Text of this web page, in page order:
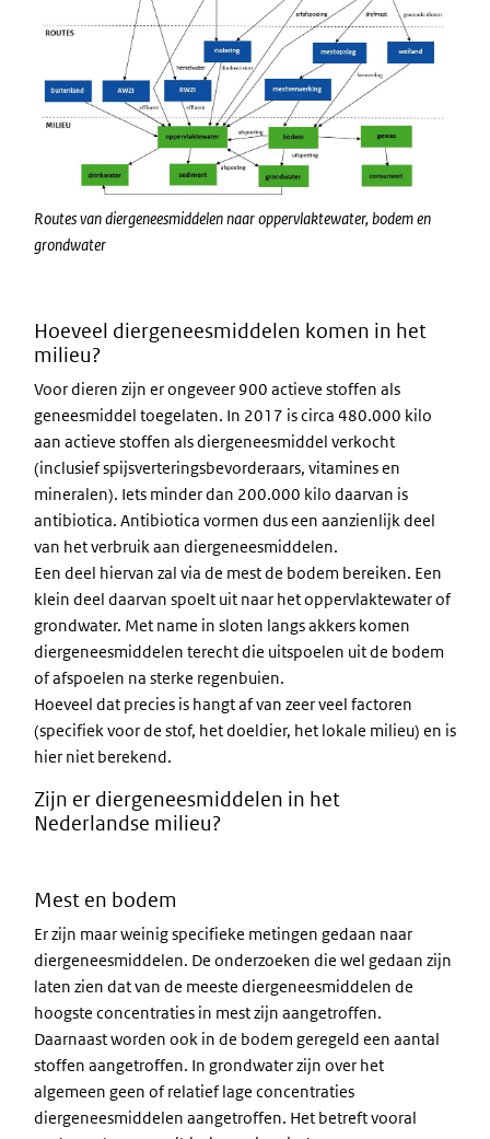
Routes van diergeneesmiddelen naar oppervlaktewater, bodem en
grondwater
Hoeveel diergeneesmiddelen komen in het
milieu?
Voor dieren zijn er ongeveer 900 actieve stoffen als
geneesmiddel toegelaten. In 2017 is circa 480.000 kilo
aan actieve stoffen als diergeneesmiddel verkocht
(inclusief spijsverteringsbevorderaars, vitamines en
mineralen). Iets minder dan 200.000 kilo daarvan is
antibiotica. Antibiotica vormen dus een aanzienlijk deel
van het verbruik aan diergeneesmiddelen.
Een deel hiervan zal via de mest de bodem bereiken. Een
klein deel daarvan spoelt uit naar het oppervlaktewater of
grondwater. Met name in sloten langs akkers komen
diergeneesmiddelen terecht die uitspoelen uit de bodem
of afspoelen na sterke regenbuien.
Hoeveel dat precies is hangt af van zeer veel factoren
(specifiek voor de stof, het doeldier, het lokale milieu) en is
hier niet berekend.
Zijn er diergeneesmiddelen in het
Nederlandse milieu?
Mest en bodem
Er zijn maar weinig specifieke metingen gedaan naar
diergeneesmiddelen. De onderzoeken die wel gedaan zijn
laten zien dat van de meeste diergeneesmiddelen de
hoogste concentraties in mest zijn aangetroffen.
Daarnaast worden ook in de bodem geregeld een aantal
stoffen aangetroffen. In grondwater zijn over het
algemeen geen of relatief lage concentraties
diergeneesmiddelen aangetroffen. Het betreft vooral